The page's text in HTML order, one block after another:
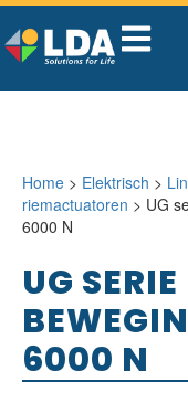
Home > Elektrisch >
riemactuatoren > UG
6000 N
UG
6000 N